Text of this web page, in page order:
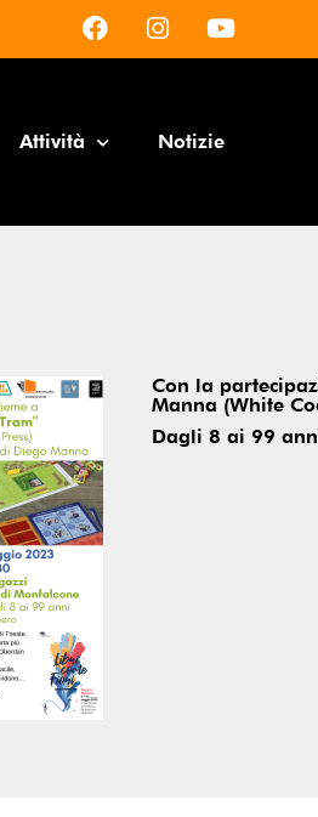
Attività Notizie
Con la
Manna (White
Dagli 8 ai 99